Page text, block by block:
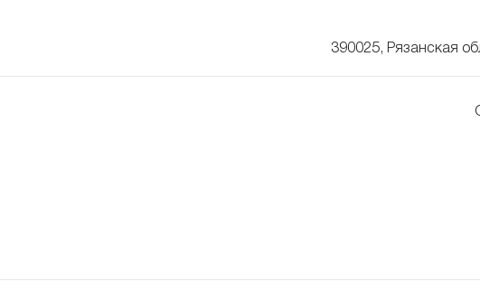
390025, Рязанская